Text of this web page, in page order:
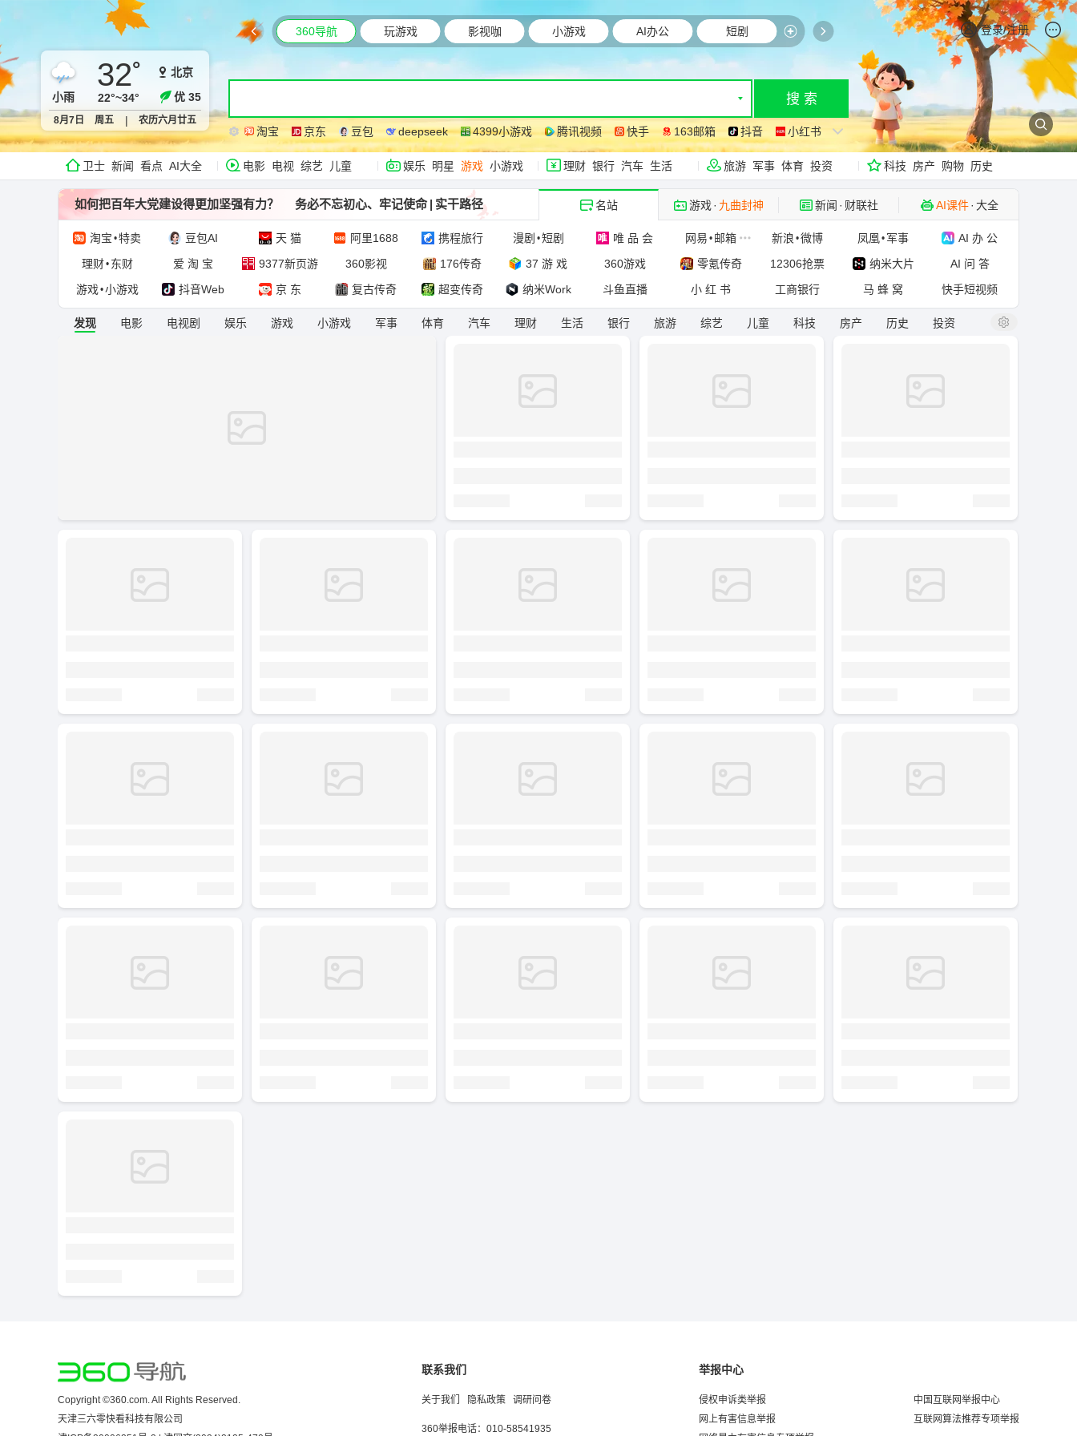
360导航 玩游戏 影视咖 小游戏 AI办公 短剧 小说 热搜榜 360文库 360
小雨
32°
22°~34°
北京
优 35
8月7日 周五 | 农历六月廿五
▼ 搜 索
淘宝 京东 豆包 deepseek 4399小游戏 腾讯视频 快手 163邮箱 抖音 小红书
登录/注册
卫士 新闻 看点 AI大全 电影 电视 综艺 儿童 娱乐 明星 游戏 小游戏 理财 银行 汽车 生活 旅游 军事 体育 投资 科技 房产 购物 历史
如何把百年大党建设得更加坚强有力？ 务必不忘初心、牢记使命 | 实干路径 名站 游戏· 九曲封神 新闻 · 财联社 AI课件 · 大全
工具 创作者中心 社区· 豆瓣读书
淘宝 •特卖 豆包AI 天 猫 阿里1688 携程旅行 漫剧 •短剧 唯 品 会 网易 • 邮箱 新浪 •微博 凤凰• 军事
AI 办 公
理财• 东财 爱 淘 宝 9377新页游 360影视 176传奇 37 游 戏 360游戏 零氪传奇 12306抢票 纳米大片
AI 问 答
游戏•小游戏 抖音Web 京 东 复古传奇 超变传奇 纳米Work 斗鱼直播 小 红 书 工商银行 马 蜂 窝 快手短视频
发现 电影 电视剧 娱乐 游戏 小游戏 军事 体育 汽车 理财 生活 银行 旅游 综艺 儿童 科技 房产 历史
投资
Copyright ©360.com. All Rights Reserved.
天津三六零快看科技有限公司
联系我们
关于我们 隐私政策 调研问卷
360举报电话：010-58541935
举报中心
侵权申诉类举报
网上有害信息举报
中国互联网举报中心
互联网算法推荐专项举报